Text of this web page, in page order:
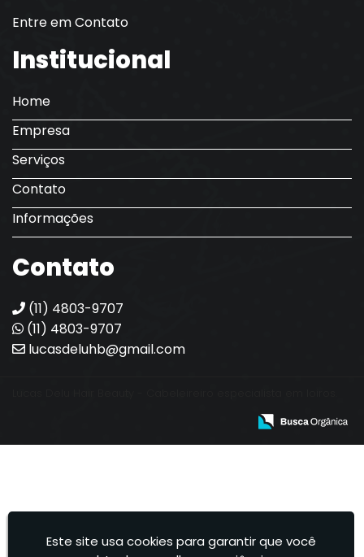
Entre em Contato
Institucional
Home
Empresa
Serviços
Contato
Informações
Contato
(11) 4803-9707
(11) 4803-9707
lucasdeluhb@gmail.com
Este site usa cookies para garantir que você